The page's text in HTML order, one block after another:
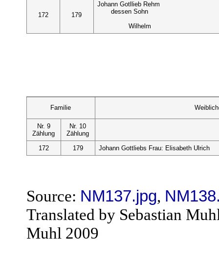
172 179
Johann Gotllieb Rehm
dessen Sohn
Wilhelm
Familie
Nr. 9
Zählung
Nr. 10
Zählung
172
179 Johann Gottliebs Frau: Elisabeth Ulrich
Source: NM137.jpg,
Translated by Sebastian
Muhl 2009